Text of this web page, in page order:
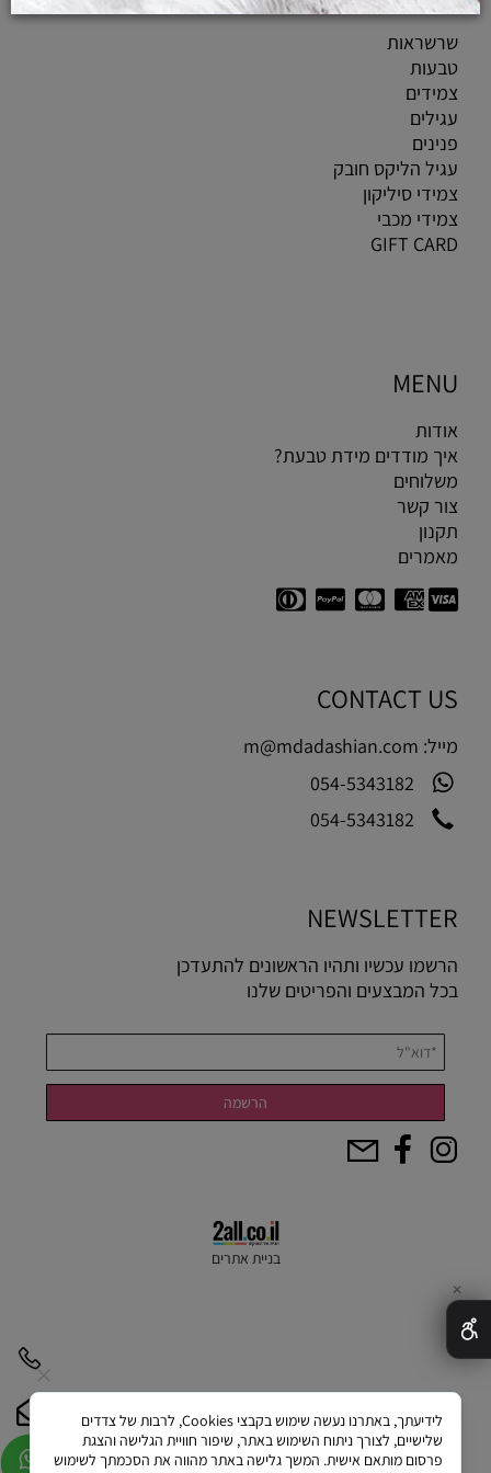
שרשראות
טבעות
צמידים
עגילים
פנינים
עגיל הליקס חובק
צמידי סיליקון
צמידי מכבי
GIFT CARD
MENU
אודות
איך מודדים מידת טבעת?
משלוחים
צור קשר
תקנון
מאמרים
CONTACT US
מייל: m@mdadashian.com
054-5343182
054-5343182
NEWSLETTER
הרשמו עכשיו ותהיו הראשונים להתעדכן
בכל המבצעים והפריטים שלנו
בניית אתרים
✕
לידיעתך, באתרנו נעשה שימוש בקבצי Cookies, לרבות של צדדים
שלישיים, לצורך ניתוח השימוש באתר, שיפור חוויית הגלישה והצגת
פרסום מותאם אישית. המשך גלישה באתר מהווה את הסכמתך לשימוש